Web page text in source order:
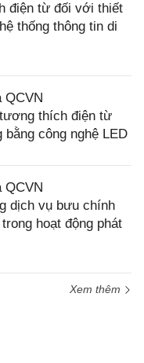
điện từ đối với thiết
thống thông tin di
QCVN
thích điện từ
công nghệ LED
QCVN
dịch vụ bưu chính
hoạt động phát
Xem thêm